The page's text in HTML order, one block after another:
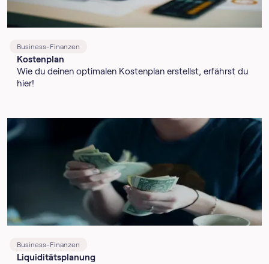
Business-Finanzen
Kostenplan
Wie du deinen optimalen Kostenplan erstellst, erfährst du
hier!
Business-Finanzen
Liquiditätsplanung